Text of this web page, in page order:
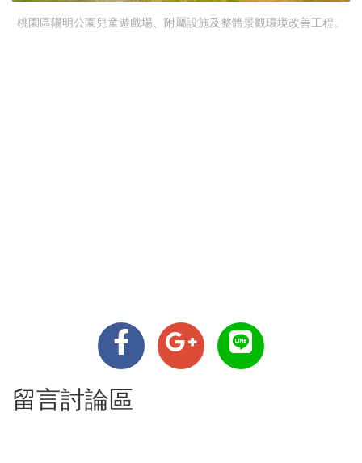
桃園區陽明公園兒童遊戲場、附屬設施及整體景觀環境改善工程。
留言討論區